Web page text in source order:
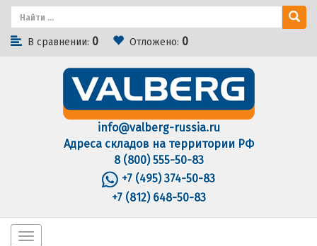
В сравнении: 0 Отложено: 0
info@valberg-russia.ru
Адреса складов на территории РФ
8 (800) 555-50-83
+7 (495) 374-50-83
+7 (812) 648-50-83
Toggle